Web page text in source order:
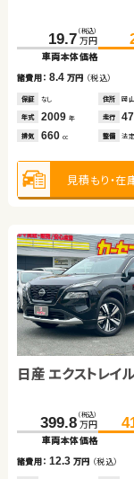
19.7 （税込）
万円
車両本体価格
諸費用：8.4 万円 （税込）
保証 なし 住所 岡
年式 2009 年 走行
排気 660 cc 整備 法
見積もり・在
日産 エクストレイル
399.8 （税込）
万円
車両本体価格
諸費用：12.3 万円 （税込）
トヨタ アクア
145.0万円
車両本体価格
諸費用：9.8 万円 （税込）
保証 あり 住所 岡
排気 1,500cc 整備 法
トヨタ アルファ
ブリッド
562.1万円
125.0 （税込）
万円
車両本体価格
諸費用：13.0万円（税込）
保証 あり 住所 岡
年式 2018 年 走行
排気 2,000 整備 法
見積もり・在
トヨタ ノア ハイブ
215.4 （税込）
万円
車両本体価格
諸費用：14.4 万円 （税込）